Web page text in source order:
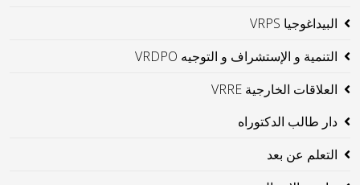
البيداغوجيا VRPS
التنمية و الإستشراف و التوجيه VRDPO
العلاقات الخارجية VRRE
دار طالب الدكتوراه
التعلم عن بعد